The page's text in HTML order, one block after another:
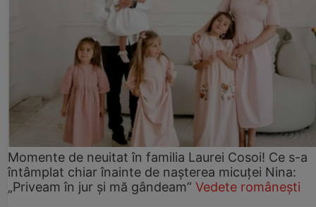
Momente de neuitat în familia Laurei Cosoi! Ce s-a
întâmplat chiar înainte de nașterea micuței Nina:
„Priveam în jur și mă gândeam” Vedete românești